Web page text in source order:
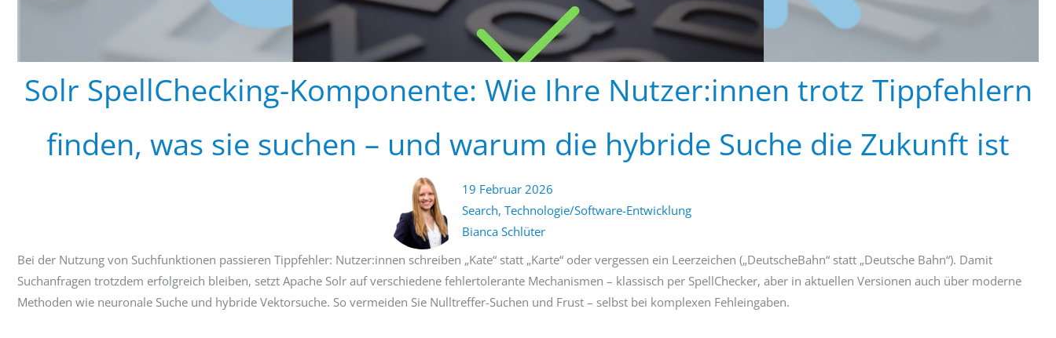
Solr SpellChecking-Komponente: Wie Ihre Nutzer:innen trotz Tippfehlern
finden, was sie suchen – und warum die hybride Suche die Zukunft ist
19 Februar 2026
Search, Technologie/Software-Entwicklung
Bianca Schlüter
Bei der Nutzung von Suchfunktionen passieren Tippfehler: Nutzer:innen schreiben „Kate“ statt „Karte“ oder vergessen ein Leerzeichen („DeutscheBahn“ statt „Deutsche Bahn“). Damit
Suchanfragen trotzdem erfolgreich bleiben, setzt Apache Solr auf verschiedene fehlertolerante Mechanismen – klassisch per SpellChecker, aber in aktuellen Versionen auch über moderne
Methoden wie neuronale Suche und hybride Vektorsuche. So vermeiden Sie Nulltreffer-Suchen und Frust – selbst bei komplexen Fehleingaben.